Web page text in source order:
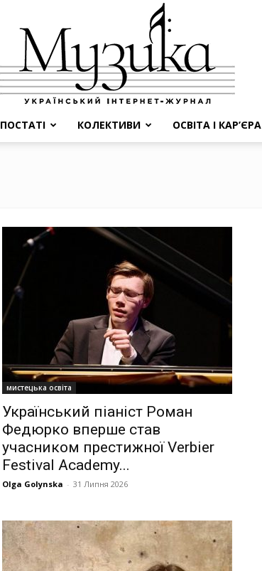
ПОСТАТІ КОЛЕКТИВИ ОСВІТА І КАР’ЄРА
мистецька освіта
Український піаніст Роман
Федюрко вперше став
учасником престижної Verbier
Festival Academy...
Olga Golynska - 31 Липня 2026